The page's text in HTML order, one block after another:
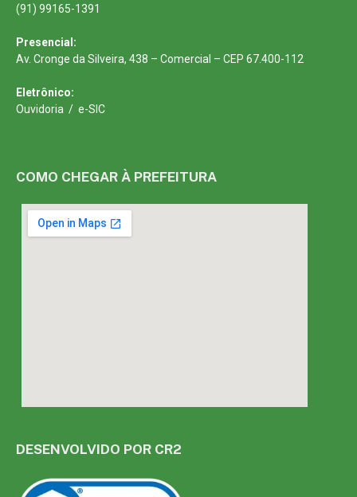
(91) 99165-1391
Presencial:
Av. Cronge da Silveira, 438 – Comercial – CEP 67.400-112
Eletrônico:
Ouvidoria / e-SIC
COMO CHEGAR À PREFEITURA
DESENVOLVIDO POR CR2